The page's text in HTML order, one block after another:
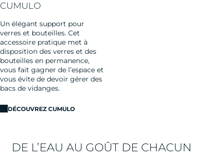
CUMULO
Un élégant support pour
verres et bouteilles. Cet
accessoire pratique met à
disposition des verres et des
bouteilles en permanence,
vous fait gagner de l’espace et
vous évite de devoir gérer des
bacs de vidanges.
DÉCOUVREZ CUMULO
DE L’EAU AU GOÛT DE CHACUN